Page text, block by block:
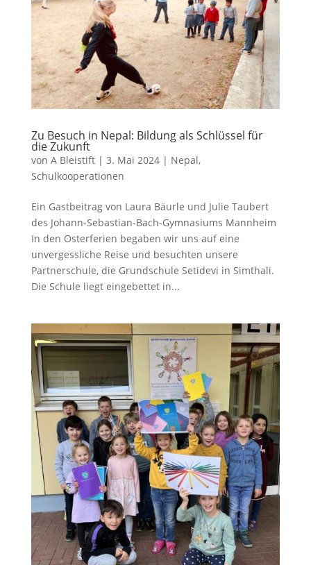
Zu Besuch in Nepal: Bildung als Schlüssel für
die Zukunft
von A Bleistift| 3. Mai 2024| Nepal,
Schulkooperationen
Ein Gastbeitrag von Laura Bäurle und Julie Taubert
des Johann-Sebastian-Bach-Gymnasiums Mannheim
In den Osterferien begaben wir uns auf eine
unvergessliche Reise und besuchten unsere
Partnerschule, die Grundschule Setidevi in Simthali.
Die Schule liegt eingebettet in...